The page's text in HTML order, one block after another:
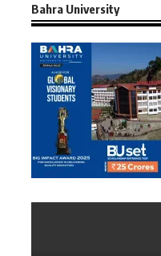
Bahra University